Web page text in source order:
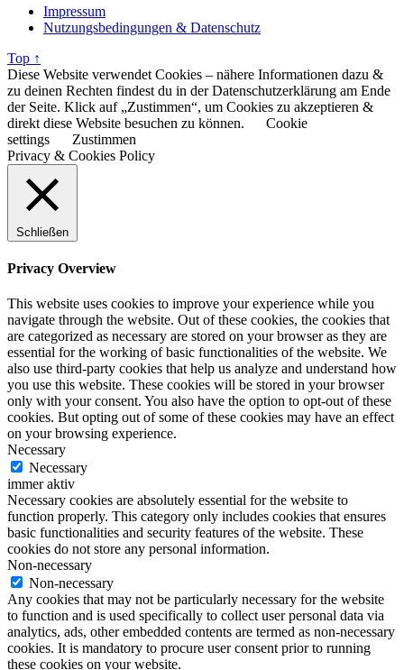
Impressum
Nutzungsbedingungen & Datenschutz
Top ↑
Diese Website verwendet Cookies – nähere Informationen dazu &
zu deinen Rechten findest du in der Datenschutzerklärung am Ende
der Seite. Klick auf „Zustimmen“, um Cookies zu akzeptieren &
direkt diese Website besuchen zu können.
Cookie
settings
Zustimmen
Privacy & Cookies Policy
Schließen
Privacy Overview
This website uses cookies to improve your experience while you
navigate through the website. Out of these cookies, the cookies that
are categorized as necessary are stored on your browser as they are
essential for the working of basic functionalities of the website. We
also use third-party cookies that help us analyze and understand how
you use this website. These cookies will be stored in your browser
only with your consent. You also have the option to opt-out of these
cookies. But opting out of some of these cookies may have an effect
on your browsing experience.
Necessary
Necessary
immer aktiv
Necessary cookies are absolutely essential for the website to
function properly. This category only includes cookies that ensures
basic functionalities and security features of the website. These
cookies do not store any personal information.
Non-necessary
Non-necessary
Any cookies that may not be particularly necessary for the website
to function and is used specifically to collect user personal data via
analytics, ads, other embedded contents are termed as non-necessary
cookies. It is mandatory to procure user consent prior to running
these cookies on your website.